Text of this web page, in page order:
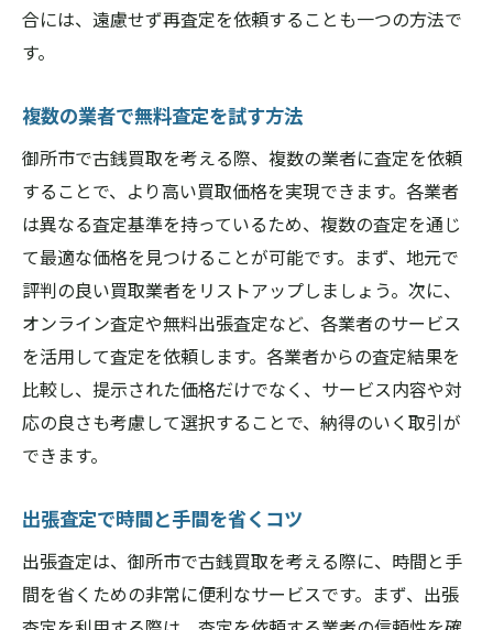
合には、遠慮せず再査定を依頼することも一つの方法で
す。
複数の業者で無料査定を試す方法
御所市で古銭買取を考える際、複数の業者に査定を依頼
することで、より高い買取価格を実現できます。各業者
は異なる査定基準を持っているため、複数の査定を通じ
て最適な価格を見つけることが可能です。まず、地元で
評判の良い買取業者をリストアップしましょう。次に、
オンライン査定や無料出張査定など、各業者のサービス
を活用して査定を依頼します。各業者からの査定結果を
比較し、提示された価格だけでなく、サービス内容や対
応の良さも考慮して選択することで、納得のいく取引が
できます。
出張査定で時間と手間を省くコツ
出張査定は、御所市で古銭買取を考える際に、時間と手
間を省くための非常に便利なサービスです。まず、出張